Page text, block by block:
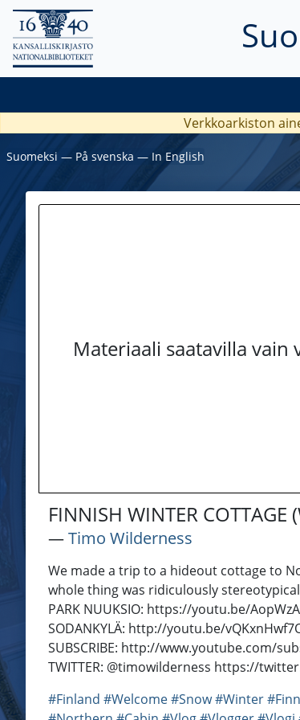
Verkkoarkiston
Suomeksi ― På svenska ― In English
Materiaali saatavilla vain
FINNISH WINTER
―Timo Wilderness
We made a trip to a hideout cottage to
whole thing was ridiculously stereotypical
PARK NUUKSIO: https://youtu.be/
SODANKYLÄ: http://youtu.be/
SUBSCRIBE: http://www.youtube.com/
TWITTER: @timowilderness https://
#Finland #Welcome#Snow#Winter